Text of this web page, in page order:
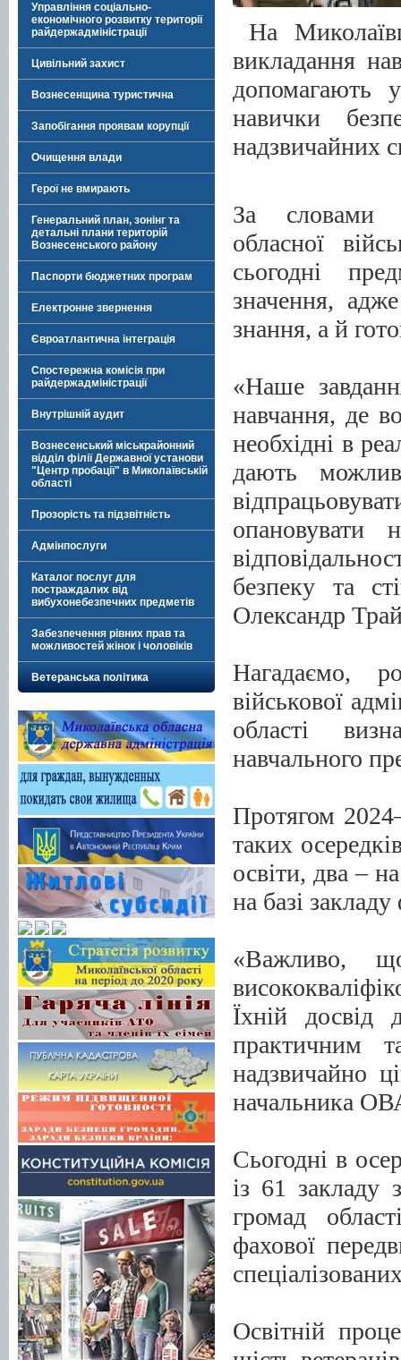
Управління соціально-
економічного розвитку території
райдержадміністрації
Цивільний захист
Вознесенщина туристична
Запобігання проявам корупції
Очищення влади
Герої не вмирають
Генеральний план, зонінг та
детальні плани територій
Вознесенського району
Паспорти бюджетних програм
Електронне звернення
Євроатлантична інтеграція
Спостережна комісія при
райдержадміністрації
Внутрішній аудит
Вознесенський міськрайонний
відділ філії Державної установи
"Центр пробації" в Миколаївській
області
Прозорість та підзвітність
Адмінпослуги
Каталог послуг для
постраждалих від
вибухонебезпечних предметів
Забезпечення рівних прав та
можливостей жінок і чоловіків
Ветеранська політика
На
викладання
допомагають
навички
надзвичайних
За словами
обласної
сьогодні
значення,
знання, а й
«Наше
навчання, де
необхідні в
дають
опановувати
безпеку та
Олександр
Нагадаємо,
військової
області
навчального
Протягом
таких
освіти, два –
на базі
«Важливо,
Їхній досвід
практичним
надзвичайно
начальника
Сьогодні в
із 61 закладу
громад
фахової
Освітній